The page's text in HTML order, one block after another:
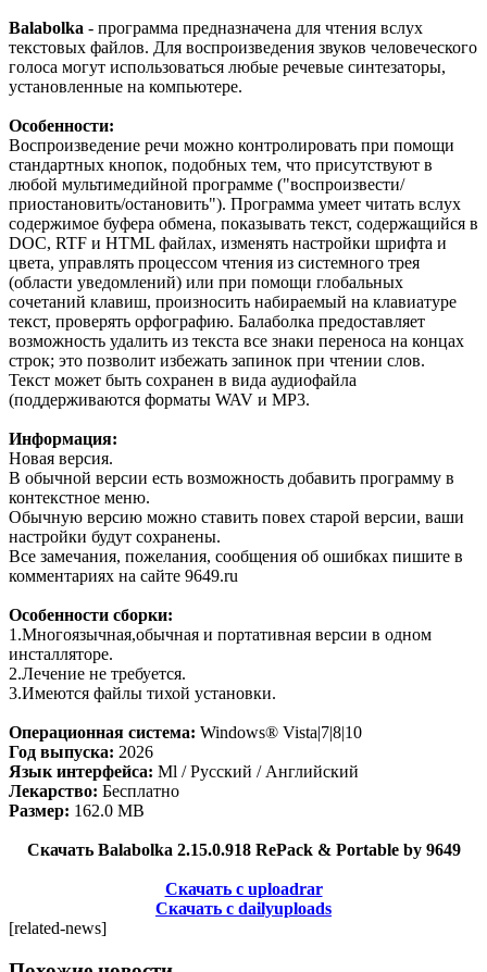
Balabolka - программа предназначена для чтения вслух
текстовых файлов. Для воспроизведения звуков человеческого
голоса могут использоваться любые речевые синтезаторы,
установленные на компьютере.
Особенности:
Воспроизведение речи можно контролировать при помощи
стандартных кнопок, подобных тем, что присутствуют в
любой мультимедийной программе ("воспроизвести/
приостановить/остановить"). Программа умеет читать вслух
содержимое буфера обмена, показывать текст, содержащийся в
DOC, RTF и HTML файлах, изменять настройки шрифта и
цвета, управлять процессом чтения из системного трея
(области уведомлений) или при помощи глобальных
сочетаний клавиш, произносить набираемый на клавиатуре
текст, проверять орфографию. Балаболка предоставляет
возможность удалить из текста все знаки переноса на концах
строк; это позволит избежать запинок при чтении слов.
Текст может быть сохранен в вида аудиофайла
(поддерживаются форматы WAV и MP3.
Информация:
Новая версия.
В обычной версии есть возможность добавить программу в
контекстное меню.
Обычную версию можно ставить повех старой версии, ваши
настройки будут сохранены.
Все замечания, пожелания, сообщения об ошибках пишите в
комментариях на сайте 9649.ru
Особенности сборки:
1.Многоязычная,обычная и портативная версии в одном
инсталляторе.
2.Лечение не требуется.
3.Имеются файлы тихой установки.
Операционная система: Windows® Vista|7|8|10
Год выпуска: 2026
Язык интерфейса: Ml / Русский / Английский
Лекарство: Бесплатно
Размер: 162.0 MB
Скачать Balabolka 2.15.0.918 RePack & Portable by 9649
Скачать с uploadrar
Скачать с dailyuploads
[related-news]